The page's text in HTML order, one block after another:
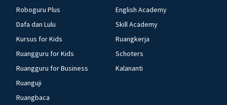
Roboguru Plus
Dafa dan Lulu
Kursus for Kids
Ruangguru for Kids
Ruangguru for Business
Ruanguji
Ruangbaca
English Academy
Skill Academy
Ruangkerja
Schoters
Kalananti